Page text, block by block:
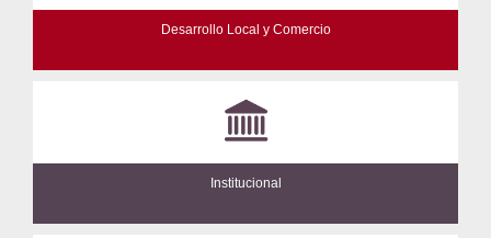
Desarrollo Local y Comercio
Institucional